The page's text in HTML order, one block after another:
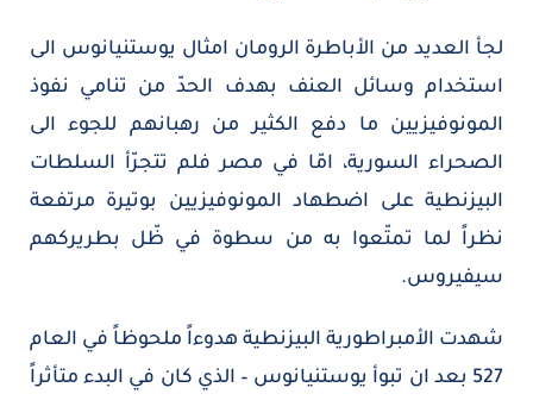
لجأ العديد من الأباطرة الرومان امثال يوستنيانوس الى
استخدام وسائل العنف بهدف الحدّ من تنامي نفوذ
المونوفيزيين ما دفع الكثير من رهبانهم للجوء الى
الصحراء السورية، امّا في مصر فلم تتجرّأ السلطات
البيزنطية على اضطهاد المونوفيزيين بوتيرة مرتفعة
نظراً لما تمتّعوا به من سطوة في ظّل بطريركهم
سيفيروس.
شهدت الأمبراطورية البيزنطية هدوءاً ملحوظاً في العام
527 بعد ان تبوأ يوستنيانوس – الذي كان في البدء متأثراً